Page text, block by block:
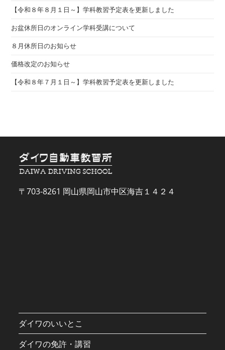
学
科
習
予
表
更
新
ま
【令和８年８月１日～】学科教習予定表を更新しました
お盆休所日のオンライン学科受講について
８月休所日のお知らせ
価格改定のお知らせ
【令和８年７月１日～】学科教習予定表を更新しました
〒703-8261 岡山県岡山市中区海吉１４２４
ダイワのいいとこ
ダイワの免許・講習